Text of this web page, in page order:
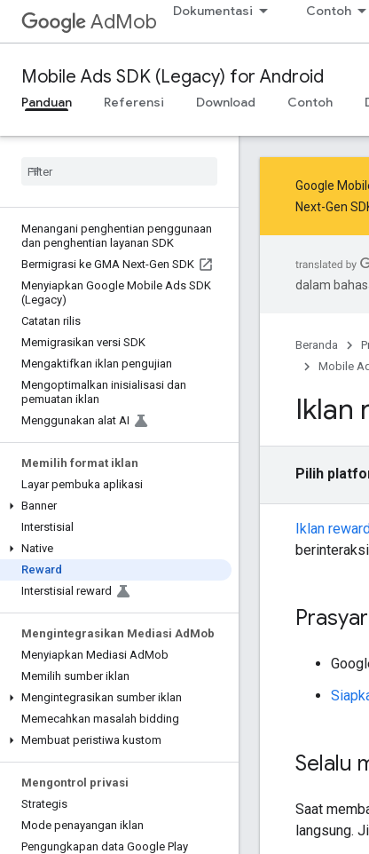
AdMob Dokumentasi Contoh
Mobile Ads SDK (Legacy) for Android
Panduan Referensi Download Contoh
Menangani penghentian penggunaan
dan penghentian layanan SDK
Bermigrasi ke GMA Next-Gen SDK
Menyiapkan Google Mobile Ads SDK
(Legacy)
Catatan rilis
Memigrasikan versi SDK
Mengaktifkan iklan pengujian
Mengoptimalkan inisialisasi dan
pemuatan iklan
Menggunakan alat AI
Memilih format iklan
Layar pembuka aplikasi
Banner
Interstisial
Native
Reward
Interstisial reward
Mengintegrasikan Mediasi Ad Mob
Menyiapkan Mediasi AdMob
Memilih sumber iklan
Mengintegrasikan sumber iklan
Memecahkan masalah bidding
Membuat peristiwa kustom
Mengontrol privasi
Strategis
Mode penayangan iklan
Pengungkapan data Google Play
Google
Next-Gen
dalam
Beranda
Mobile
Iklan
Pilih
Iklan
Selalu
Saat
langsung.